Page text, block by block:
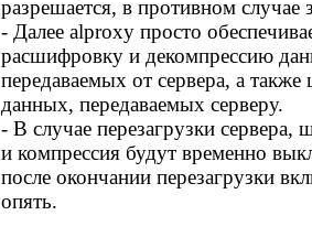
разрешается, в противном случае
- Далее alproxy просто
расшифровку и декомпрессию
передаваемых от сервера, а
данных, передаваемых серверу.
- В случае перезагрузки сервера,
и компрессия будут временно
после окончании перезагрузки
опять.